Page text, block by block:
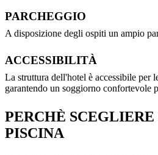
PARCHEGGIO
A disposizione degli ospiti un ampio
ACCESSIBILITÀ
La struttura dell'hotel è accessibile per
garantendo un soggiorno confortevole
PERCHÈ SCEGLIERE
PISCINA